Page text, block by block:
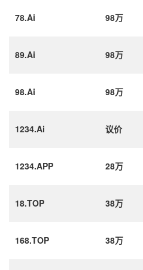
78.Ai 98万
89.Ai 98万
98.Ai 98万
1234.Ai 议价
1234.APP 28万
18.TOP 38万
168.TOP 38万